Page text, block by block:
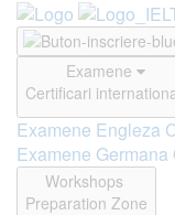
Examene
Certificari
Examene Engleza
Examene Germana
Workshops
Preparation Zone